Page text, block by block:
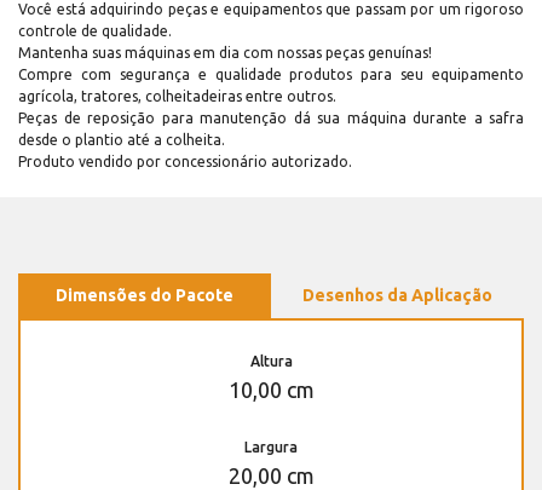
Você está adquirindo peças e equipamentos que passam por um rigoroso
controle de qualidade.
Mantenha suas máquinas em dia com nossas peças genuínas!
Compre com segurança e qualidade produtos para seu equipamento
agrícola, tratores, colheitadeiras entre outros.
Peças de reposição para manutenção dá sua máquina durante a safra
desde o plantio até a colheita.
Produto vendido por concessionário autorizado.
Dimensões do Pacote Desenhos da Aplicação
Altura
10,00 cm
Largura
20,00 cm